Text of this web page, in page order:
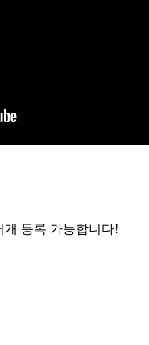
개 등록 가능합니다!